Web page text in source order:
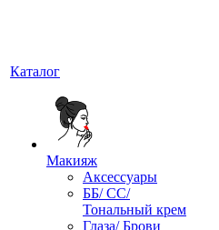
Каталог
Макияж
Аксессуары
ББ/ СС/
Тональный крем
Глаза/ Брови